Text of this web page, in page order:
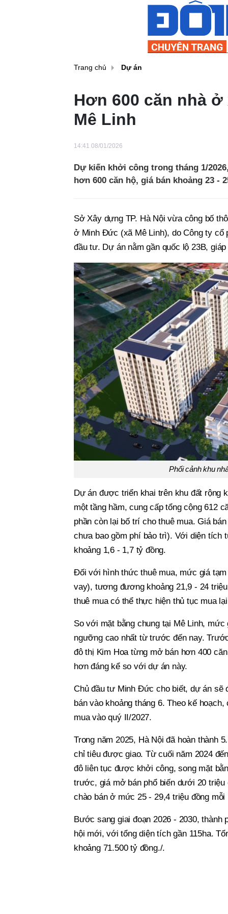
Trang chủ Dự án
Hơn 600 căn nhà
Mê Linh
14:41 08/01/2026
Dự kiến khởi công trong tháng 1/
hơn 600 căn hộ, giá bán khoảng 23 -
Sở Xây dựng TP. Hà Nội vừa công bố
ở Minh Đức (xã Mê Linh), do Công ty
đầu tư. Dự án nằm gần quốc lộ 23B,
Phối cảnh khu
Dự án được triển khai trên khu đất rộng
một tầng hầm, cung cấp tổng cộng 612
phần còn lại bố trí cho thuê mua. Giá
chưa bao gồm phí bảo trì). Với diện tích
khoảng 1,6 - 1,7 tỷ đồng.
Đối với hình thức thuê mua, mức giá
vay), tương đương khoảng 21,9 - 24
thuê mua có thể thực hiện thủ tục mua
So với mặt bằng chung tại Mê Linh,
ngưỡng cao nhất từ trước đến nay.
đô thị Kim Hoa từng mở bán hơn 400
hơn đáng kể so với dự án này.
Chủ đầu tư Minh Đức cho biết, dự án sẽ
bán vào khoảng tháng 6. Theo kế
mua vào quý II/2027.
Trong năm 2025, Hà Nội đã hoàn thành
chỉ tiêu được giao. Từ cuối năm 2024
đô liên tục được khởi công, song mặt
trước, giá mở bán phổ biến dưới 20 triệu
chào bán ở mức 25 - 29,4 triệu đồng mỗi
Bước sang giai đoạn 2026 - 2030,
hội mới, với tổng diện tích gần 115ha.
khoảng 71.500 tỷ đồng./.